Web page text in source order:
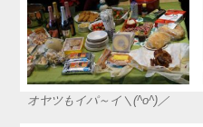
オヤツもイパ～イ＼(^o^)／